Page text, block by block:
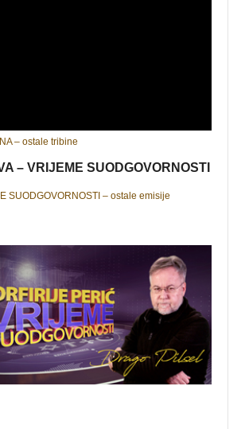
– ostale tribine
– VRIJEME SUODGOVORNOSTI
SUODGOVORNOSTI – ostale emisije